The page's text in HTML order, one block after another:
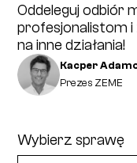
Oddeleguj odbiór
profesjonalistom i
na inne działania!
Kacper
Prezes ZEME
Wybierz sprawę